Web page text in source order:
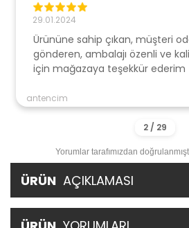
29.01.2024
Ürününe sahip çıkan, müşteri
gönderen, ambalajı özenli ve
için mağazaya teşekkür ederim
antencim
Yorumlar tarafımızdan
ÜRÜN AÇIKLAMASI